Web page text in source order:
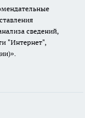
сведений,
"Интернет",